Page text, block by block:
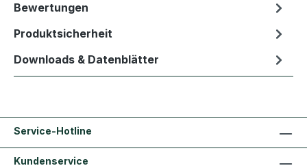
Bewertungen
Produktsicherheit
Downloads & Datenblätter
Service-Hotline
Kundenservice